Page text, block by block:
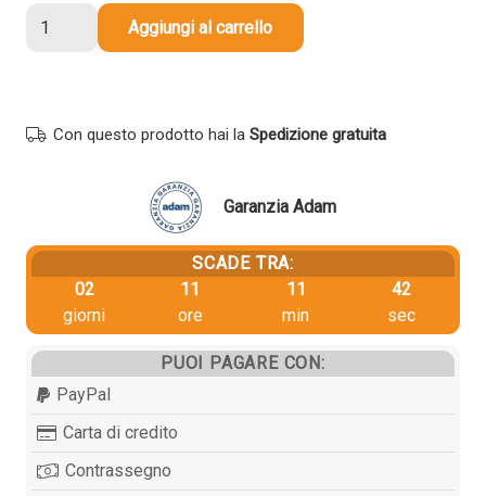
quantità
Aggiungi al carrello
Con questo prodotto hai la Spedizione gratuita
Garanzia Adam
SCADE TRA:
02
giorni
11
ore
11
min
41
sec
PUOI PAGARE CON:
PayPal
Carta di credito
Contrassegno